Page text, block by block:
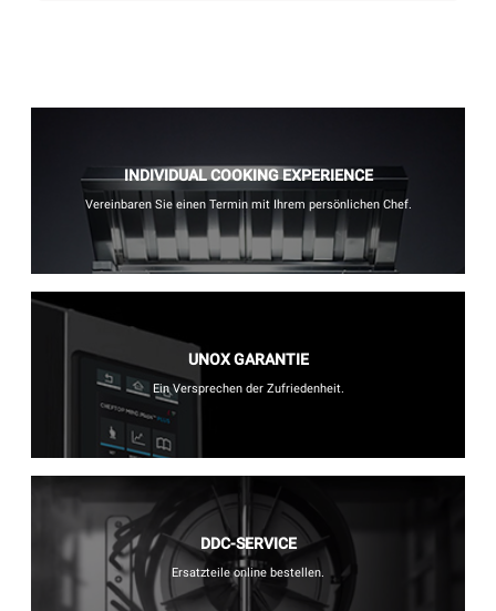
INDIVIDUAL COOKING EXPERIENCE
Vereinbaren Sie einen Termin mit Ihrem persönlichen Chef.
UNOX GARANTIE
Ein Versprechen der Zufriedenheit.
DDC-SERVICE
Ersatzteile online bestellen.